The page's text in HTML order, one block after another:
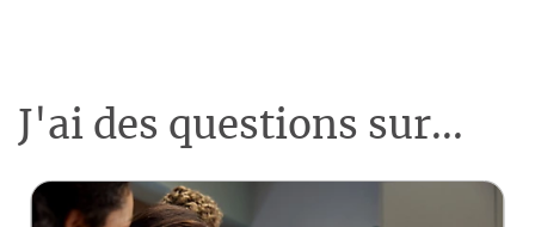
J'ai des questions sur...